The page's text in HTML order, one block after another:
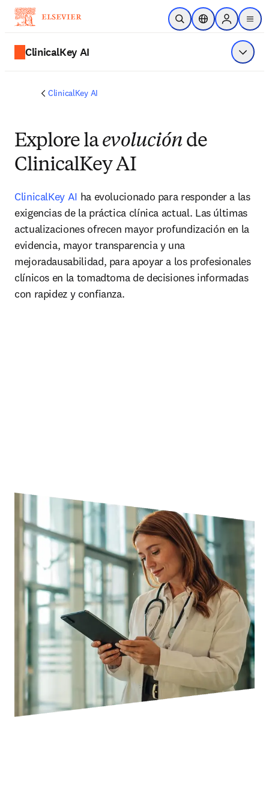
Saltar al contenido principal
Abrir búsqueda
Selector deSign in to
menu
ClinicalKey AI
ClinicalKey AI
Explore laevoluciónde
ClinicalKey AI
ClinicalKey AI ha evolucionado para responder a las
exigencias de la práctica clínica actual. Las últimas
actualizaciones ofrecen mayor profundización en la
evidencia, mayor transparencia y una
mejoradausabilidad, para apoyar a los profesionales
clínicos en la tomadtoma de decisiones informadas
con rapidez y confianza.